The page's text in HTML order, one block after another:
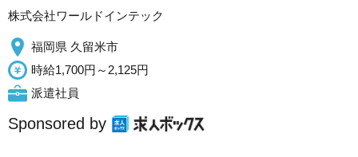
株式会社ワールドインテック
福岡県 久留米市
時給1,700円～2,125円
派遣社員
Sponsored by